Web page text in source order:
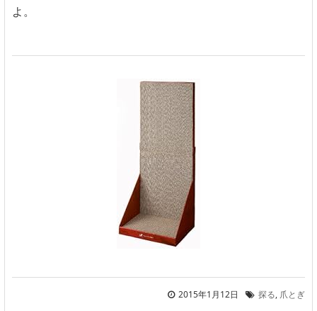
よ。
2015年1月12日 探る, 爪とぎ